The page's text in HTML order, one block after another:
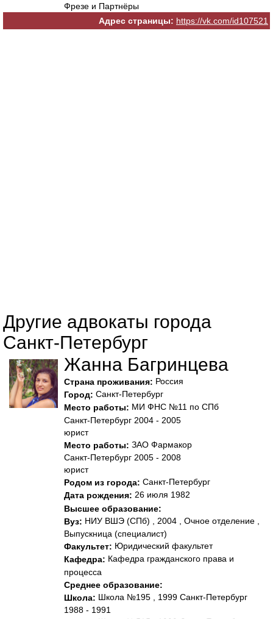
Фрезе и Партнёры
Адрес страницы: https://vk.com/id107521
Другие адвокаты города
Санкт-Петербург
Жанна Багринцева
Страна проживания: Россия
Город: Санкт-Петербург
Место работы: МИ ФНС №11 по СПб
Санкт-Петербург 2004 - 2005
юрист
Место работы: ЗАО Фармакор
Санкт-Петербург 2005 - 2008
юрист
Родом из города: Санкт-Петербург
Дата рождения: 26 июля 1982
Высшее образование:
Вуз: НИУ ВШЭ (СПб) , 2004 , Очное отделение ,
Выпускница (специалист)
Факультет: Юридический факультет
Кафедра: Кафедра гражданского права и
процесса
Среднее образование:
Школа: Школа №195 , 1999 Санкт-Петербург
1988 - 1991